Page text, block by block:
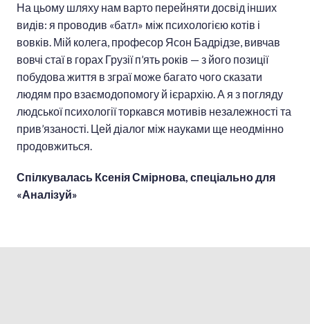
На цьому шляху нам варто перейняти досвід інших
видів: я проводив «батл» між психологією котів і
вовків. Мій колега, професор Ясон Бадрідзе, вивчав
вовчі стаї в горах Грузії п’ять років — з його позиції
побудова життя в зграї може багато чого сказати
людям про взаємодопомогу й ієрархію. А я з погляду
людської психології торкався мотивів незалежності та
прив’язаності. Цей діалог між науками ще неодмінно
продовжиться.
Спілкувалась Ксенія Смірнова, спеціально для
«Аналізуй»